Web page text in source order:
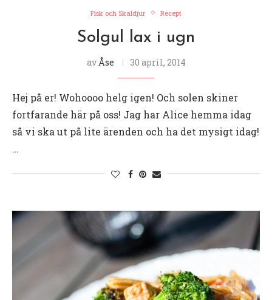
Fisk och Skaldjur Recept
Solgul lax i ugn
av Åse 30 april, 2014
Hej på er! Wohoooo helg igen! Och solen skiner
fortfarande här på oss! Jag har Alice hemma idag
så vi ska ut på lite ärenden och ha det mysigt idag!
…